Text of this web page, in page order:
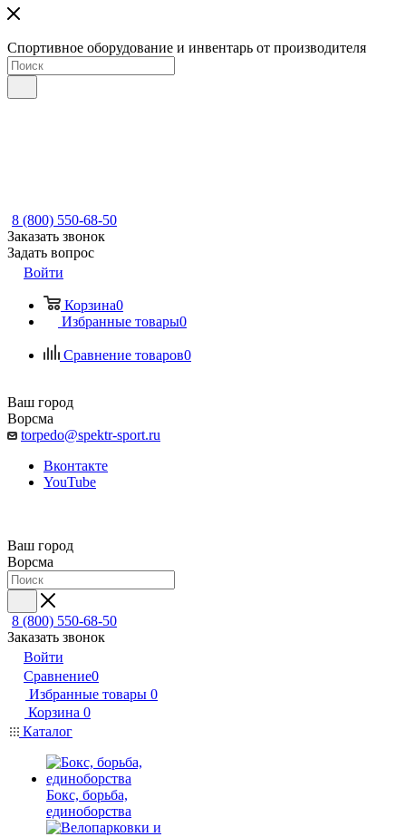
Спортивное оборудование и инвентарь от производителя
8 (800) 550-68-50
Заказать звонок
Задать вопрос
Войти
Корзина0
Избранные товары0
Сравнение товаров0
Ваш город
Ворсма
torpedo@spektr-sport.ru
Вконтакте
YouTube
Ваш город
Ворсма
8 (800) 550-68-50
Заказать звонок
Войти
Сравнение0
Избранные товары 0
Корзина 0
Каталог
Бокс, борьба,
единоборства